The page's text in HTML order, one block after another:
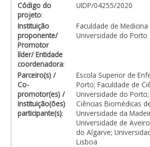
Código do
projeto:
UIDP/04255/2020
Instituição
proponente/
Promotor
líder/ Entidade
coordenadora:
Faculdade de Medicina
Universidade do Porto
Parceiro(s) /
Co-
promotor(es) /
Instituição(ões)
participante(s):
Escola Superior de
Porto; Faculdade de
Universidade do
Ciências Biomédicas
Universidade da
Universidade de
do Algarve;
Lisboa